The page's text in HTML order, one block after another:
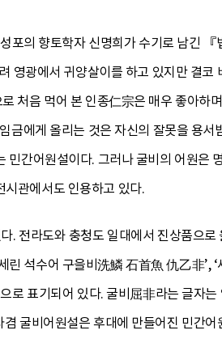
의 향토학자 신명희가 수기로 남긴
영광에서 귀양살이를 하고 있지만 결
처음 먹어 본 인종仁宗은 매우 좋아하
금에게 올리는 것은 자신의 잘못을 용
간어원설이다. 그러나 굴비의 어원은
관에서도 인용하고 있다.
. 전라도와 충청도 일대에서 진상품으
린 석수어 구을비洗鱗 石首魚 仇乙非’,
로 표기되어 있다. 굴비屈非라는 글자
굴비어원설은 후대에 만들어진 민간어